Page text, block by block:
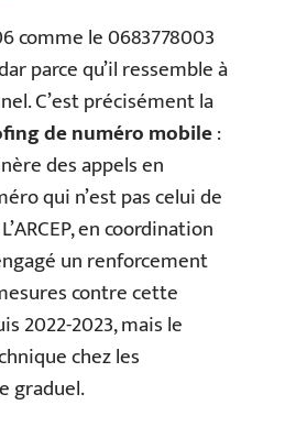
comme le 0683778003
parce qu’il ressemble à
C’est précisément la
de numéro mobile:
des appels en
qui n’est pas celui de
en coordination
un renforcement
contre cette
2022-2023, mais le
chez les
graduel.